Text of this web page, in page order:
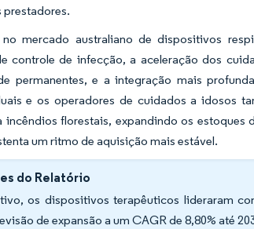
prestadores.
mercado australiano de dispositivos
controle de infecção, a aceleração dos
permanentes, e a integração mais
e os operadores de cuidados a idosos
incêndios florestais, expandindo os
um ritmo de aquisição mais estável.
do Relatório
os dispositivos terapêuticos lideraram
de expansão a um CAGR de 8,80% até